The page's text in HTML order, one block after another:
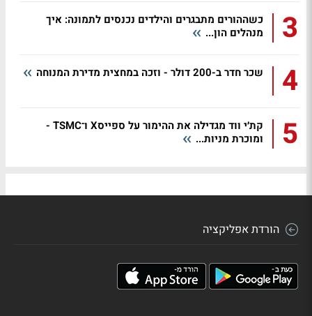
3
כשההורים מתבגרים והילדים נכנסים לתמונה: איך
מנהלים הון...
4 שכר חדר ב-200 דולר - וזכה במחצית מדירת המנוחה
5
קת׳י ווד מגדילה את ההימור על ספייסX ו־TSMC -
ומוכרת מניות...
הורדת אפליקציה